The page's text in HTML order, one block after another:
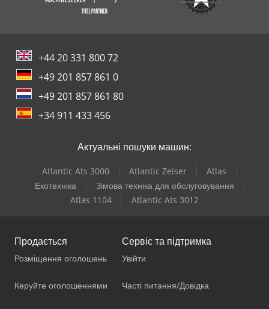
+44 20 331 800 72
+49 201 857 861 0
+49 201 857 861 80
+34 911 433 456
Актуальні пошуки машин:
Atlantic Ats 3000 Atlantic Zeiser
Atlas
Екотехніка
Зімова техніка для обслуговування
Atlas 1104
Atlantic Ats 3012
Продається
Розміщення оголошень
Керуйте оголошеннями
Сервіс та підтримка
Увійти
Часті питання/Довідка